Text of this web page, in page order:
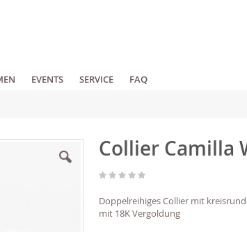
EVENTS SERVICE FAQ
Collier Camilla
Doppelreihiges Collier mit
mit 18K Vergoldung